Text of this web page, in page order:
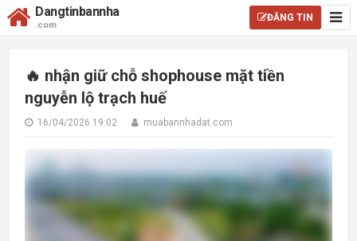
Dangtinbannha
.com
ĐĂNG TIN
🔥 nhận giữ chỗ shophouse mặt tiền
nguyễn lộ trạch huế
16/04/2026 19:02 muabannhadat.com